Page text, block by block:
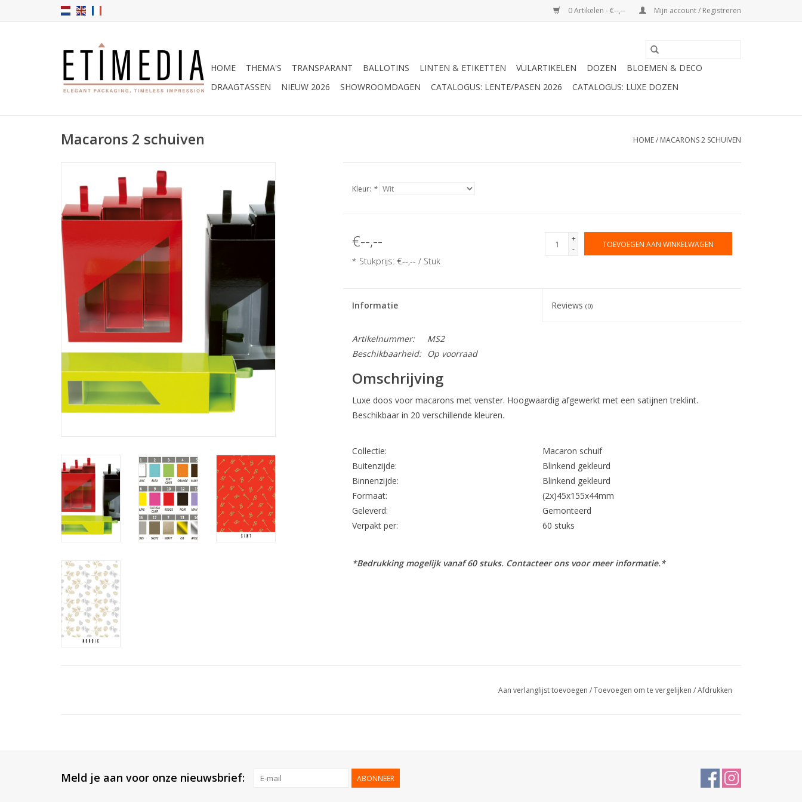
0 Artikelen - €--,-- Mijn account / Registreren
HOME THEMA'S TRANSPARANT BALLOTINS LINTEN & ETIKETTEN VULARTIKELEN DOZEN
BLOEMEN & DECO
DRAAGTASSEN
NIEUW 2026 SHOWROOMDAGEN CATALOGUS: LENTE/PASEN 2026 CATALOGUS: LUXE DOZEN
Macarons 2 schuiven HOME/ MACARONS 2 SCHUIVEN
Kleur: *
€--,--
* Stukprijs: €--,-- / Stuk
+
-
TOEVOEGEN AAN WINKELWAGEN
Informatie Reviews(0)
Artikelnummer:
MS2
Beschikbaarheid:
Op voorraad
Omschrijving
Luxe doos voor macarons met venster. Hoogwaardig afgewerkt met een satijnen treklint.
Beschikbaar in 20 verschillende kleuren.
Collectie:
Macaron schuif
Buitenzijde:
Blinkend gekleurd
Binnenzijde:
Blinkend gekleurd
Formaat:
(2x)45x155x44mm
Geleverd:
Gemonteerd
Verpakt per:
60 stuks
*Bedrukking mogelijk vanaf 60 stuks. Contacteer ons voor meer informatie.*
Aan verlanglijst toevoegen /Toevoegen om te vergelijken /Afdrukken
Meld je aan voor onze nieuwsbrief: ABONNEER